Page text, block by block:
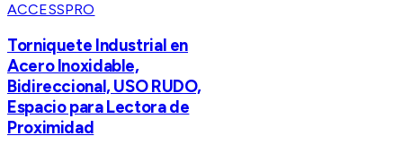
ACCESSPRO
Torniquete Industrial en
Acero Inoxidable,
Bidireccional, USO RUDO,
Espacio para Lectora de
Proximidad